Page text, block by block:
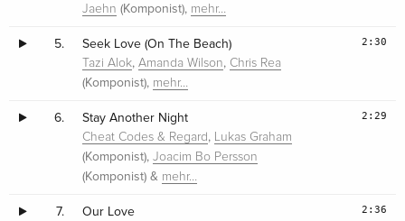
Jaehn (Komponist), mehr…
5. Seek Love (On The Beach)
Tazi Alok,Amanda Wilson, Chris Rea
(Komponist), mehr…
2:30
6. Stay Another Night
Cheat Codes & Regard , Lukas Graham
(Komponist),Joacim Bo Persson
(Komponist) & mehr…
2:29
7. Our Love 2:36